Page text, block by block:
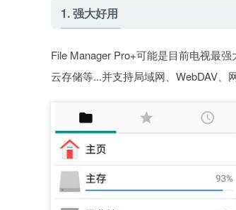
1. 强大好用
File Manager Pro+可能是目前电视最
云存储等...并支持局域网、WebDAV、